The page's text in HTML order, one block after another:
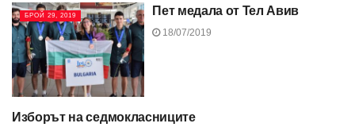
БРОЙ 29, 2019 Пет медала от Тел Авив
18/07/2019
БРОЙ 29, 2019
Изборът на седмокласниците